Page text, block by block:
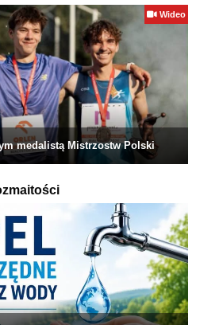
Wideo
medalistą Mistrzostw Polski